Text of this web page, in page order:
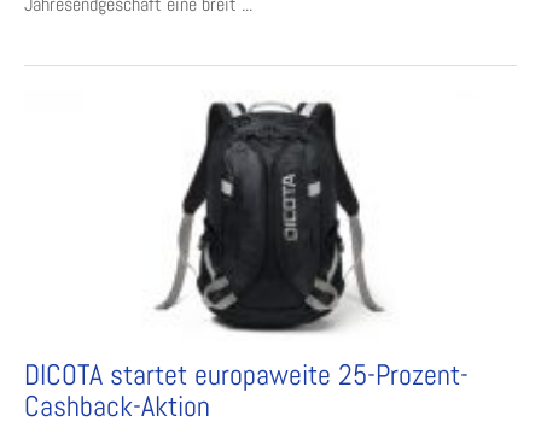
DICOTA startet europaweite 25-Prozent-
Cashback-Aktion